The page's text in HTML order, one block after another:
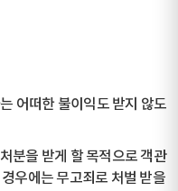
어떠한 불이익도 받지 않도
분을 받게 할 목적으로 객관
우에는 무고죄로 처벌 받을